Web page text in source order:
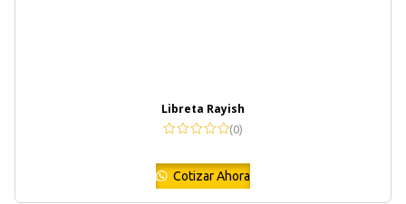
Libreta Rayish
(0)
Cotizar Ahora